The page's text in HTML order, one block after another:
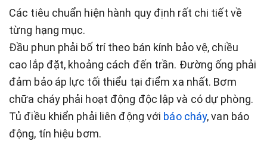
Các tiêu chuẩn hiện hành quy định rất chi tiết về
từng hạng mục.
Đầu phun phải bố trí theo bán kính bảo vệ, chiều
cao lắp đặt, khoảng cách đến trần. Đường ống phải
đảm bảo áp lực tối thiểu tại điểm xa nhất. Bơm
chữa cháy phải hoạt động độc lập và có dự phòng.
Tủ điều khiển phải liên động với báo cháy, van báo
động, tín hiệu bơm.